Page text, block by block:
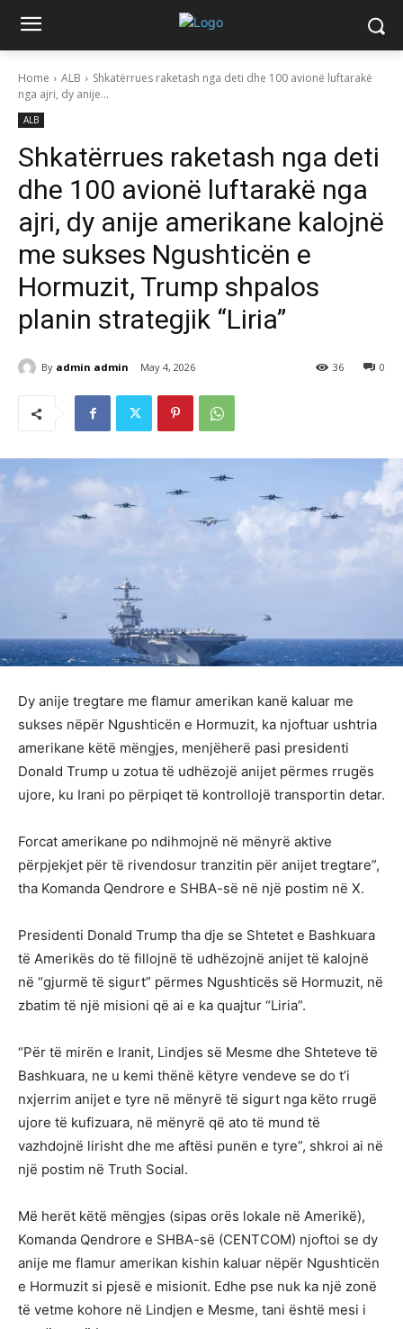
Home ALB
Shkatërrues raketash nga deti dhe 100 avionë luftarakë
nga ajri, dy anije...
ALB
Shkatërrues raketash nga deti
dhe 100 avionë luftarakë nga
ajri, dy anije amerikane kalojnë
me sukses Ngushticën e
Hormuzit, Trump shpalos
planin strategjik “Liria”
By admin admin May 4, 2026 0
36
Dy anije tregtare me flamur amerikan kanë kaluar me
sukses nëpër Ngushticën e Hormuzit, ka njoftuar ushtria
amerikane këtë mëngjes, menjëherë pasi presidenti
Donald Trump u zotua të udhëzojë anijet përmes rrugës
ujore, ku Irani po përpiqet të kontrollojë transportin detar.
Forcat amerikane po ndihmojnë në mënyrë aktive
përpjekjet për të rivendosur tranzitin për anijet tregtare”,
tha Komanda Qendrore e SHBA-së në një postim në X.
Presidenti Donald Trump tha dje se Shtetet e Bashkuara
të Amerikës do të fillojnë të udhëzojnë anijet të kalojnë
në “gjurmë të sigurt” përmes Ngushticës së Hormuzit, në
zbatim të një misioni që ai e ka quajtur “Liria”.
“Për të mirën e Iranit, Lindjes së Mesme dhe Shteteve të
Bashkuara, ne u kemi thënë këtyre vendeve se do t’i
nxjerrim anijet e tyre në mënyrë të sigurt nga këto rrugë
ujore të kufizuara, në mënyrë që ato të mund të
vazhdojnë lirisht dhe me aftësi punën e tyre”, shkroi ai në
një postim në Truth Social.
Më herët këtë mëngjes (sipas orës lokale në Amerikë),
Komanda Qendrore e SHBA-së (CENTCOM) njoftoi se dy
anije me flamur amerikan kishin kaluar nëpër Ngushticën
e Hormuzit si pjesë e misionit. Edhe pse nuk ka një zonë
të vetme kohore në Lindjen e Mesme, tani është mesi i